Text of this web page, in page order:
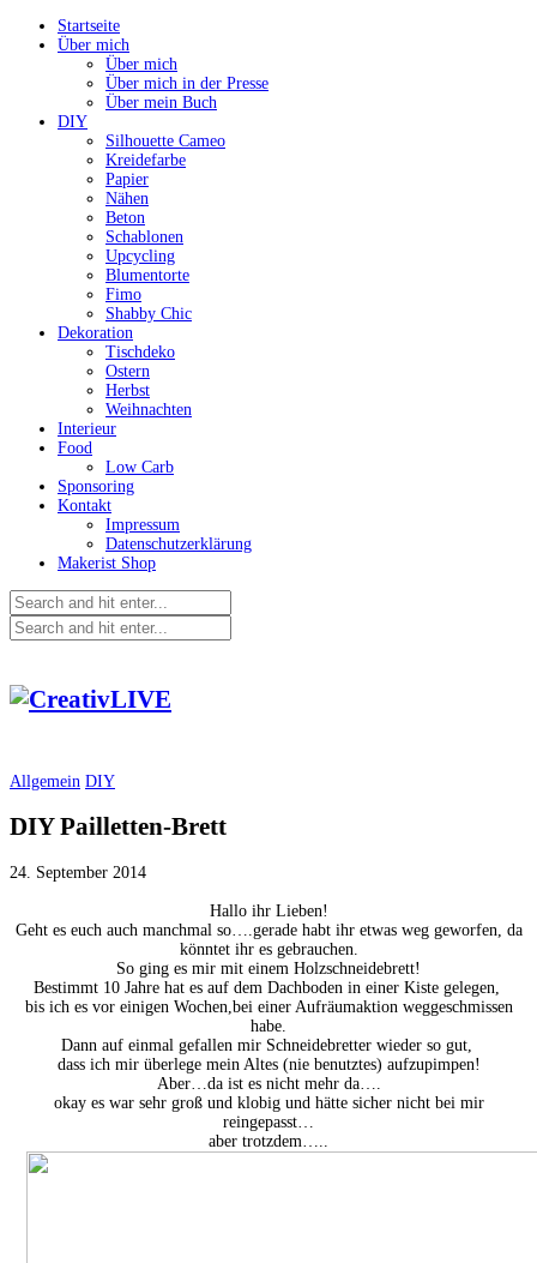
Startseite
Über mich
Über mich
Über mich in der Presse
Über mein Buch
DIY
Silhouette Cameo
Kreidefarbe
Papier
Nähen
Beton
Schablonen
Upcycling
Blumentorte
Fimo
Shabby Chic
Dekoration
Tischdeko
Ostern
Herbst
Weihnachten
Interieur
Food
Low Carb
Sponsoring
Kontakt
Impressum
Datenschutzerklärung
Makerist Shop
Allgemein DIY
DIY Pailletten-Brett
24. September 2014
Hallo ihr Lieben!
Geht es euch auch manchmal so….gerade habt ihr etwas weg geworfen, da
könntet ihr es gebrauchen.
So ging es mir mit einem Holzschneidebrett!
Bestimmt 10 Jahre hat es auf dem Dachboden in einer Kiste gelegen,
bis ich es vor einigen Wochen,bei einer Aufräumaktion weggeschmissen
habe.
Dann auf einmal gefallen mir Schneidebretter wieder so gut,
dass ich mir überlege mein Altes (nie benutztes) aufzupimpen!
Aber…da ist es nicht mehr da….
okay es war sehr groß und klobig und hätte sicher nicht bei mir
reingepasst…
aber trotzdem…..